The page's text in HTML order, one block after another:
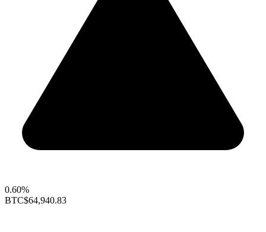
0.60%
BTC$64,940.83